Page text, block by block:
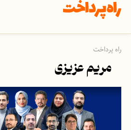
راه پرداخت
مریم عزیزی